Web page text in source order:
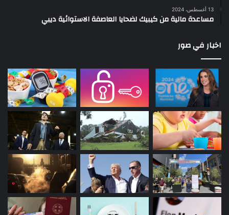
13 أغسطس، 2024
مساعدة مالية من كيبيك لضحايا العاصفة الاستوائية ديبي
اخبار في صور